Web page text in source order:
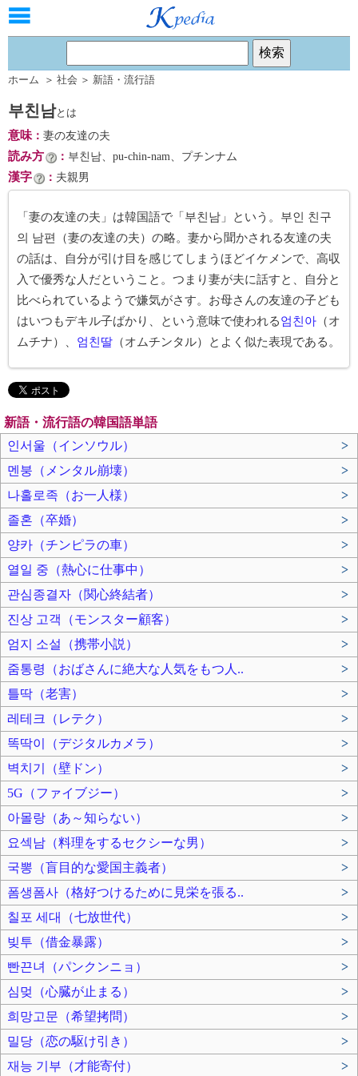
ホーム ＞ 社会 ＞ 新語・流行語
부친남とは
意味： 妻の友達の夫
読み方 ： 부친남、pu-chin-nam、プチンナム
漢字 ： 夫親男
「妻の友達の夫」は韓国語で「부친남」という。부인 친구
의 남편（妻の友達の夫）の略。妻から聞かされる友達の夫
の話は、自分が引け目を感じてしまうほどイケメンで、高収
入で優秀な人だということ。つまり妻が夫に話すと、自分と
比べられているようで嫌気がさす。お母さんの友達の子ども
はいつもデキル子ばかり、という意味で使われる엄친아 （オ
ムチナ）、 엄친딸 （オムチンタル）とよく似た表現である。
新語・流行語の韓国語単語
인서울（インソウル）
>
멘붕（メンタル崩壊）
>
나홀로족（お一人様）
>
졸혼（卒婚）
>
양카（チンピラの車）
>
열일 중（熱心に仕事中）
>
관심종결자（関心終結者）
>
진상 고객（モンスター顧客）
>
엄지 소설（携帯小説）
>
줌통령（おばさんに絶大な人気をもつ人..
>
틀딱（老害）
>
레테크（レテク）
>
똑딱이（デジタルカメラ）
>
벽치기（壁ドン）
>
5G（ファイブジー）
>
아몰랑（あ～知らない）
>
요섹남（料理をするセクシーな男）
>
국뽕（盲目的な愛国主義者）
>
폼생폼사（格好つけるために見栄を張る..
>
칠포 세대（七放世代）
>
빚투（借金暴露）
>
빤끈녀（パンクンニョ）
>
심멎（心臓が止まる）
>
희망고문（希望拷問）
>
밀당（恋の駆け引き）
>
재능 기부（才能寄付）
>